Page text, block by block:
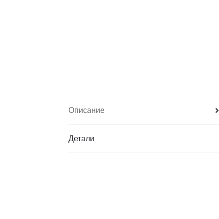
Описание
Детали